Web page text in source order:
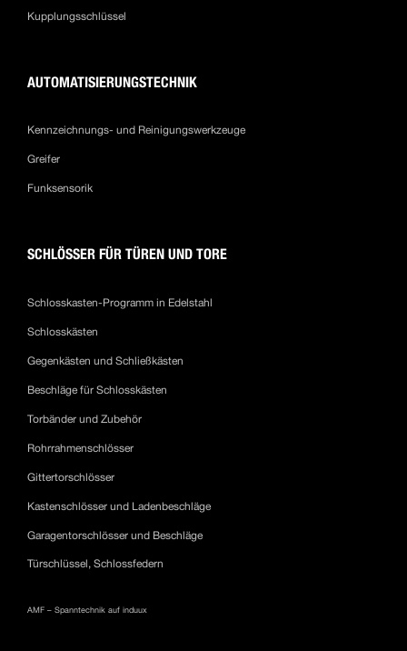
Kupplungsschlüssel
AUTOMATISIERUNGSTECHNIK
Kennzeichnungs- und Reinigungswerkzeuge
Greifer
Funksensorik
SCHLÖSSER FÜR TÜREN UND TORE
Schlosskasten-Programm in Edelstahl
Schlosskästen
Gegenkästen und Schließkästen
Beschläge für Schlosskästen
Torbänder und Zubehör
Rohrrahmenschlösser
Gittertorschlösser
Kastenschlösser und Ladenbeschläge
Garagentorschlösser und Beschläge
Türschlüssel, Schlossfedern
AMF – Spanntechnik auf induux